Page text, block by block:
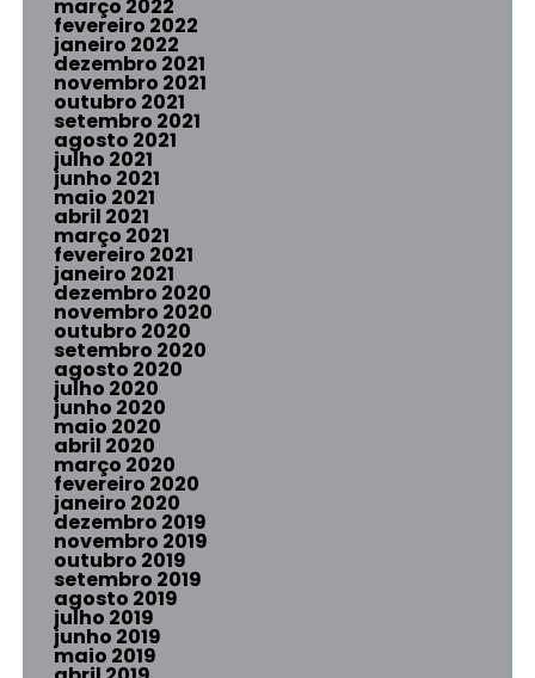
março 2022
fevereiro 2022
janeiro 2022
dezembro 2021
novembro 2021
outubro 2021
setembro 2021
agosto 2021
julho 2021
junho 2021
maio 2021
abril 2021
março 2021
fevereiro 2021
janeiro 2021
dezembro 2020
novembro 2020
outubro 2020
setembro 2020
agosto 2020
julho 2020
junho 2020
maio 2020
abril 2020
março 2020
fevereiro 2020
janeiro 2020
dezembro 2019
novembro 2019
outubro 2019
setembro 2019
agosto 2019
julho 2019
junho 2019
maio 2019